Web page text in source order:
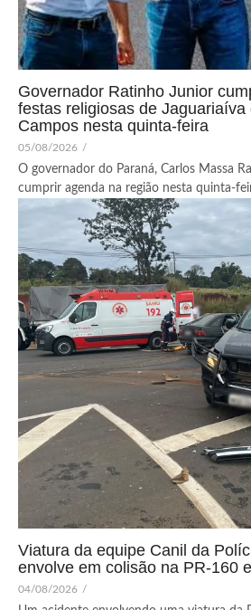
Governador Ratinho Junior
festas religiosas de Jaguariaíva
Campos nesta quinta-feira
05/08/2026 /
O governador do Paraná, Carlos Massa
cumprir agenda na região nesta quinta-
Viatura da equipe Canil da
envolve em colisão na PR-160
04/08/2026 /